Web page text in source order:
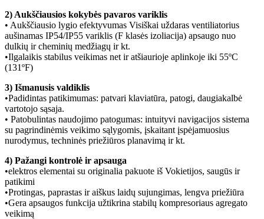
2) Aukščiausios kokybės pavaros variklis
• Aukščiausio lygio efektyvumas Visiškai uždaras ventiliatorius
aušinamas IP54/IP55 variklis (F klasės izoliacija) apsaugo nuo
dulkių ir cheminių medžiagų ir kt.
•Ilgalaikis stabilus veikimas net ir atšiaurioje aplinkoje iki 55ºC
(131ºF)
3) Išmanusis valdiklis
•Padidintas patikimumas: patvari klaviatūra, patogi, daugiakalbė
vartotojo sąsaja.
• Patobulintas naudojimo patogumas: intuityvi navigacijos sistema
su pagrindinėmis veikimo sąlygomis, įskaitant įspėjamuosius
nurodymus, techninės priežiūros planavimą ir kt.
4) Pažangi kontrolė ir apsauga
•elektros elementai su originalia pakuote iš Vokietijos, saugūs ir
patikimi
•Protingas, paprastas ir aiškus laidų sujungimas, lengva priežiūra
•Gera apsaugos funkcija užtikrina stabilų kompresoriaus agregato
veikimą